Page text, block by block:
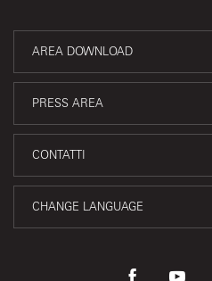
AREA DOWNLOAD
PRESS AREA
CONTATTI
CHANGE LANGUAGE